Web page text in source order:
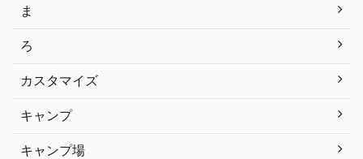
ま
ろ
カスタマイズ
キャンプ
キャンプ場